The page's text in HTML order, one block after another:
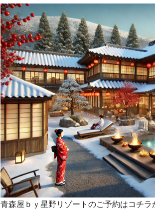
青森屋ｂｙ星野リゾートのご予約はコチラ